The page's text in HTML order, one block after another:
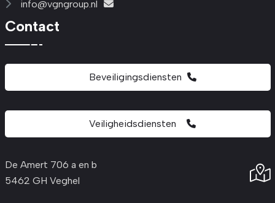
info@vgngroup.nl
Contact
Beveiligingsdiensten
Veiligheidsdiensten
De Amert 706 a en b
5462 GH Veghel